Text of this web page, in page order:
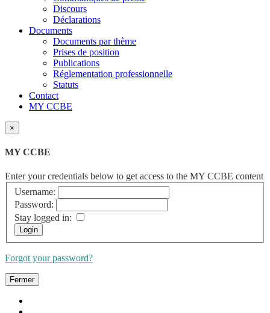
Discours
Déclarations
Documents
Documents par thème
Prises de position
Publications
Réglementation professionnelle
Statuts
Contact
MY CCBE
×
MY CCBE
Enter your credentials below to get access to the MY CCBE content
Username:
Password:
Stay logged in:
Forgot your password?
Fermer